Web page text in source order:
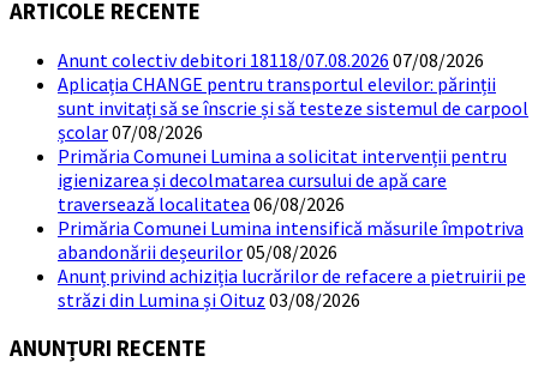
ARTICOLE RECENTE
Anunt colectiv debitori 18118/07.08.2026 07/08/2026
Aplicația CHANGE pentru transportul elevilor: părinții
sunt invitați să se înscrie și să testeze sistemul de carpool
școlar07/08/2026
Primăria Comunei Lumina a solicitat intervenții pentru
igienizarea și decolmatarea cursului de apă care
traversează localitatea 06/08/2026
Primăria Comunei Lumina intensifică măsurile împotriva
abandonării deșeurilor05/08/2026
Anunț privind achiziția lucrărilor de refacere a pietruirii pe
străzi din Lumina și Oituz 03/08/2026
ANUNȚURI RECENTE